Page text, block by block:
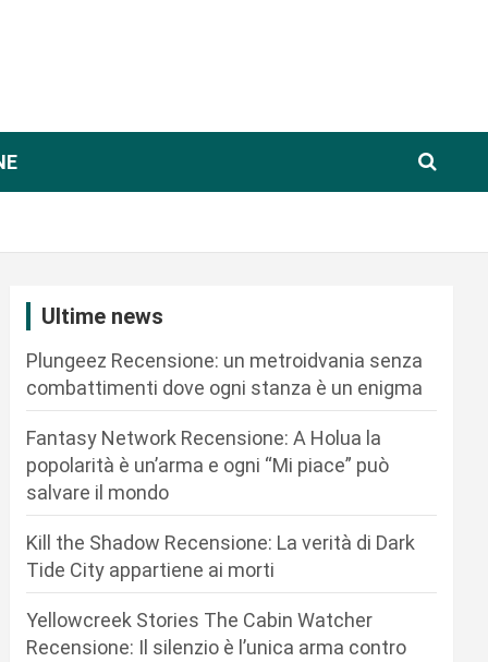
Ultime news
Plungeez Recensione: un metroidvania senza
combattimenti dove ogni stanza è un enigma
Fantasy Network Recensione: A Holua la
popolarità è un’arma e ogni “Mi piace” può
salvare il mondo
Kill the Shadow Recensione: La verità di Dark
Tide City appartiene ai morti
Yellowcreek Stories The Cabin Watcher
Recensione: Il silenzio è l’unica arma contro